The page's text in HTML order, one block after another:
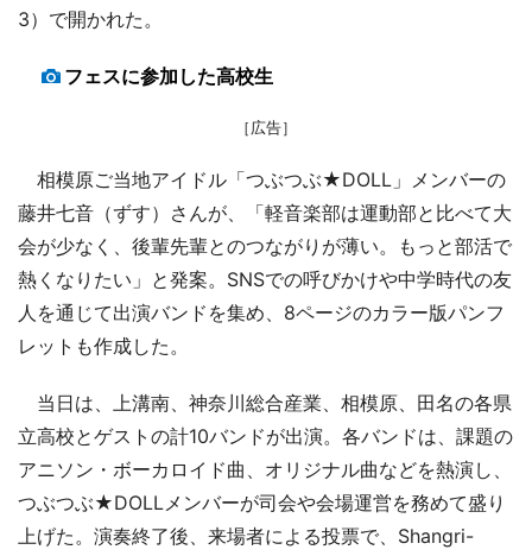
3）で開かれた。
フェスに参加した高校生
［広告］
相模原ご当地アイドル「つぶつぶ★DOLL」メンバーの
藤井七音（ずす）さんが、「軽音楽部は運動部と比べて大
会が少なく、後輩先輩とのつながりが薄い。もっと部活で
熱くなりたい」と発案。SNSでの呼びかけや中学時代の友
人を通じて出演バンドを集め、8ページのカラー版パンフ
レットも作成した。
当日は、上溝南、神奈川総合産業、相模原、田名の各県
立高校とゲストの計10バンドが出演。各バンドは、課題の
アニソン・ボーカロイド曲、オリジナル曲などを熱演し、
つぶつぶ★DOLLメンバーが司会や会場運営を務めて盛り
上げた。演奏終了後、来場者による投票で、Shangri-